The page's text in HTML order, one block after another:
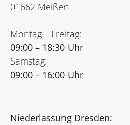
01662 Meißen
Montag – Freitag:
09:00 – 18:30 Uhr
Samstag:
09:00 – 16:00 Uhr
Niederlassung Dresden: